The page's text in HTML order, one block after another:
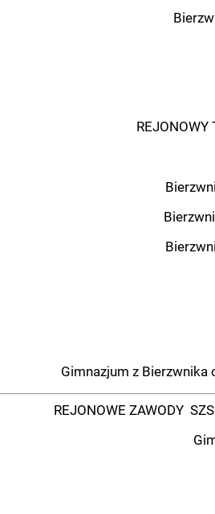
REJONOWY
Gimnazjum z Bierzwnika
REJONOWE ZAWODY